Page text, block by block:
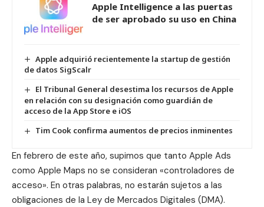
Apple Intelligence a las puertas
de ser aprobado su uso en China
Apple adquirió recientemente la startup de gestión
de datos SigScalr
El Tribunal General desestima los recursos de Apple
en relación con su designación como guardián de
acceso de la App Store e iOS
Tim Cook confirma aumentos de precios inminentes
En febrero de este año, supimos que tanto Apple Ads
como Apple Maps no se consideran «controladores de
acceso». En otras palabras, no estarán sujetos a las
obligaciones de la Ley de Mercados Digitales (DMA).